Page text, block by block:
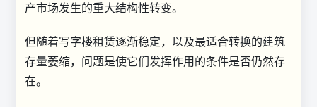
产市场发生的重大结构性转变。
但随着写字楼租赁逐渐稳定，以及最适合转换的建筑
存量萎缩，问题是使它们发挥作用的条件是否仍然存
在。